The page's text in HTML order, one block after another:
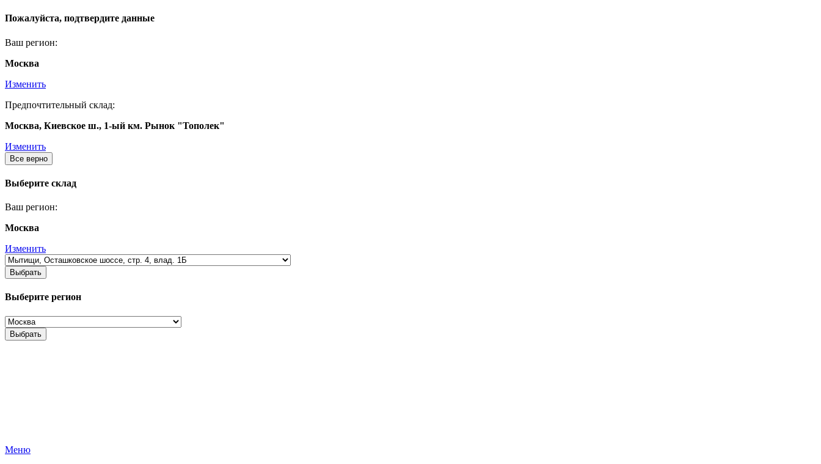
Пожалуйста, подтвердите данные
Ваш регион:
Москва
Изменить
Предпочтительный склад:
Москва, Киевское ш., 1-ый км. Рынок "Тополек"
Изменить
Все верно
Выберите склад
Ваш регион:
Москва
Изменить
Выбрать
Выберите регион
Выбрать
Меню